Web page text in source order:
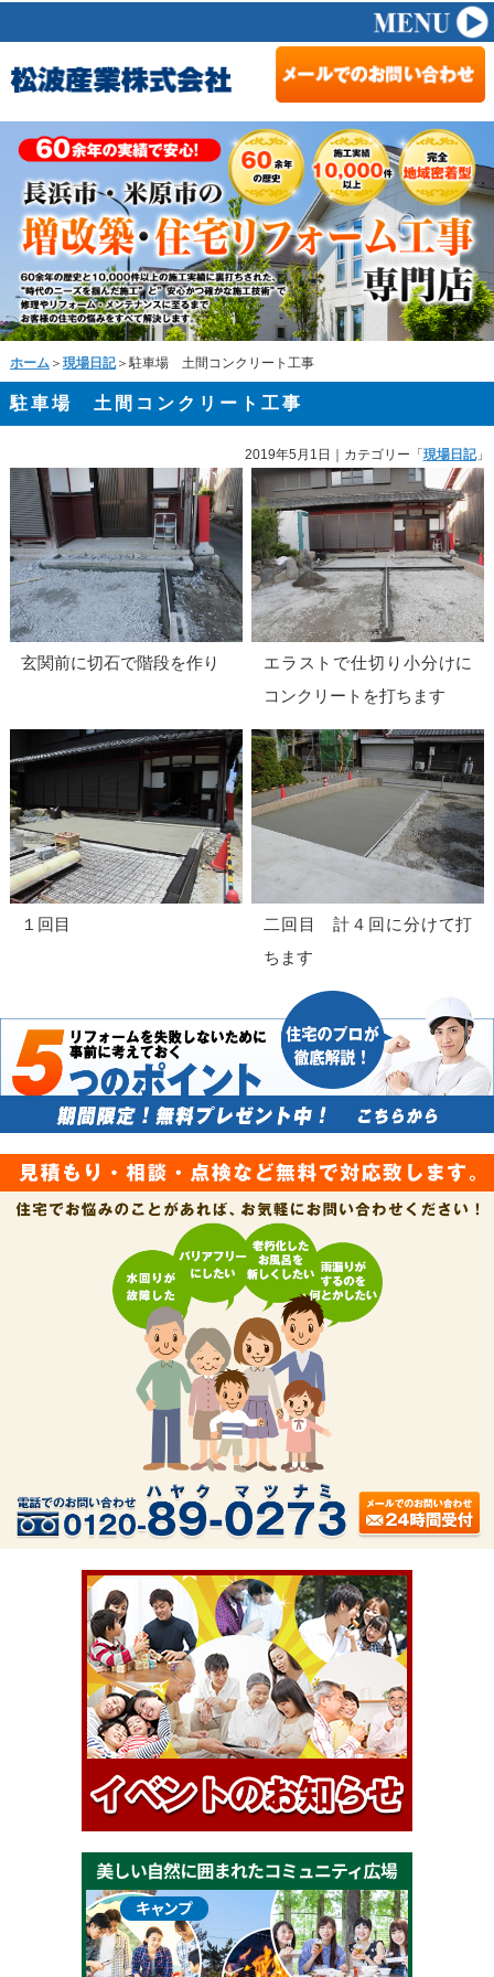
ホーム ＞ 現場日記＞駐車場 土間コンクリート工事
駐車場 土間コンクリート工事
2019年5月1日 ｜カテゴリー「 現場日記」
玄関前に切石で階段を作り
エラストで仕切り小分けに
コンクリートを打ちます
１回目
二回目 計４回に分けて打
ちます